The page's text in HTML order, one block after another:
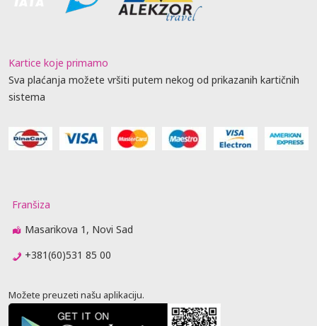
Kartice koje primamo
Sva plaćanja možete vršiti putem nekog od prikazanih kartičnih
sistema
Franšiza
Masarikova 1, Novi Sad
+381(60)531 85 00
Možete preuzeti našu aplikaciju.